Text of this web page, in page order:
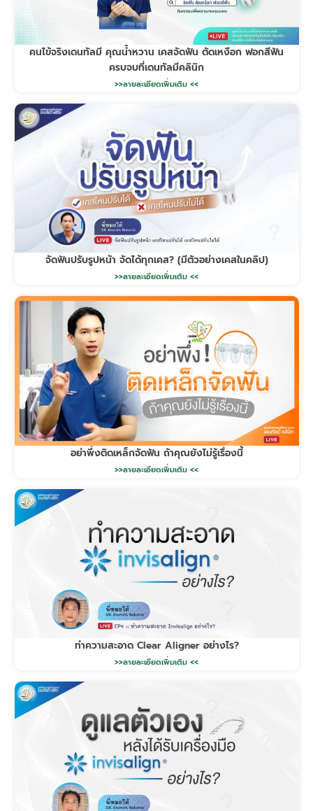
คนไข้จริงเดนทัลมี คุณน้ำหวาน เคสจัดฟัน ตัดเหงือก ฟอกสีฟัน
ครบจบที่เดนทัลมีคลินิก
>>ลายละเอียดเพิ่มเติม <<
จัดฟันปรับรูปหน้า จัดได้ทุกเคส? (มีตัวอย่างเคสในคลิป)
>>ลายละเอียดเพิ่มเติม <<
อย่าพึ่งติดเหล็กจัดฟัน ถ้าคุณยังไม่รู้เรื่องนี้
>>ลายละเอียดเพิ่มเติม <<
ทำความสะอาด Clear Aligner อย่างไร?
>>ลายละเอียดเพิ่มเติม <<